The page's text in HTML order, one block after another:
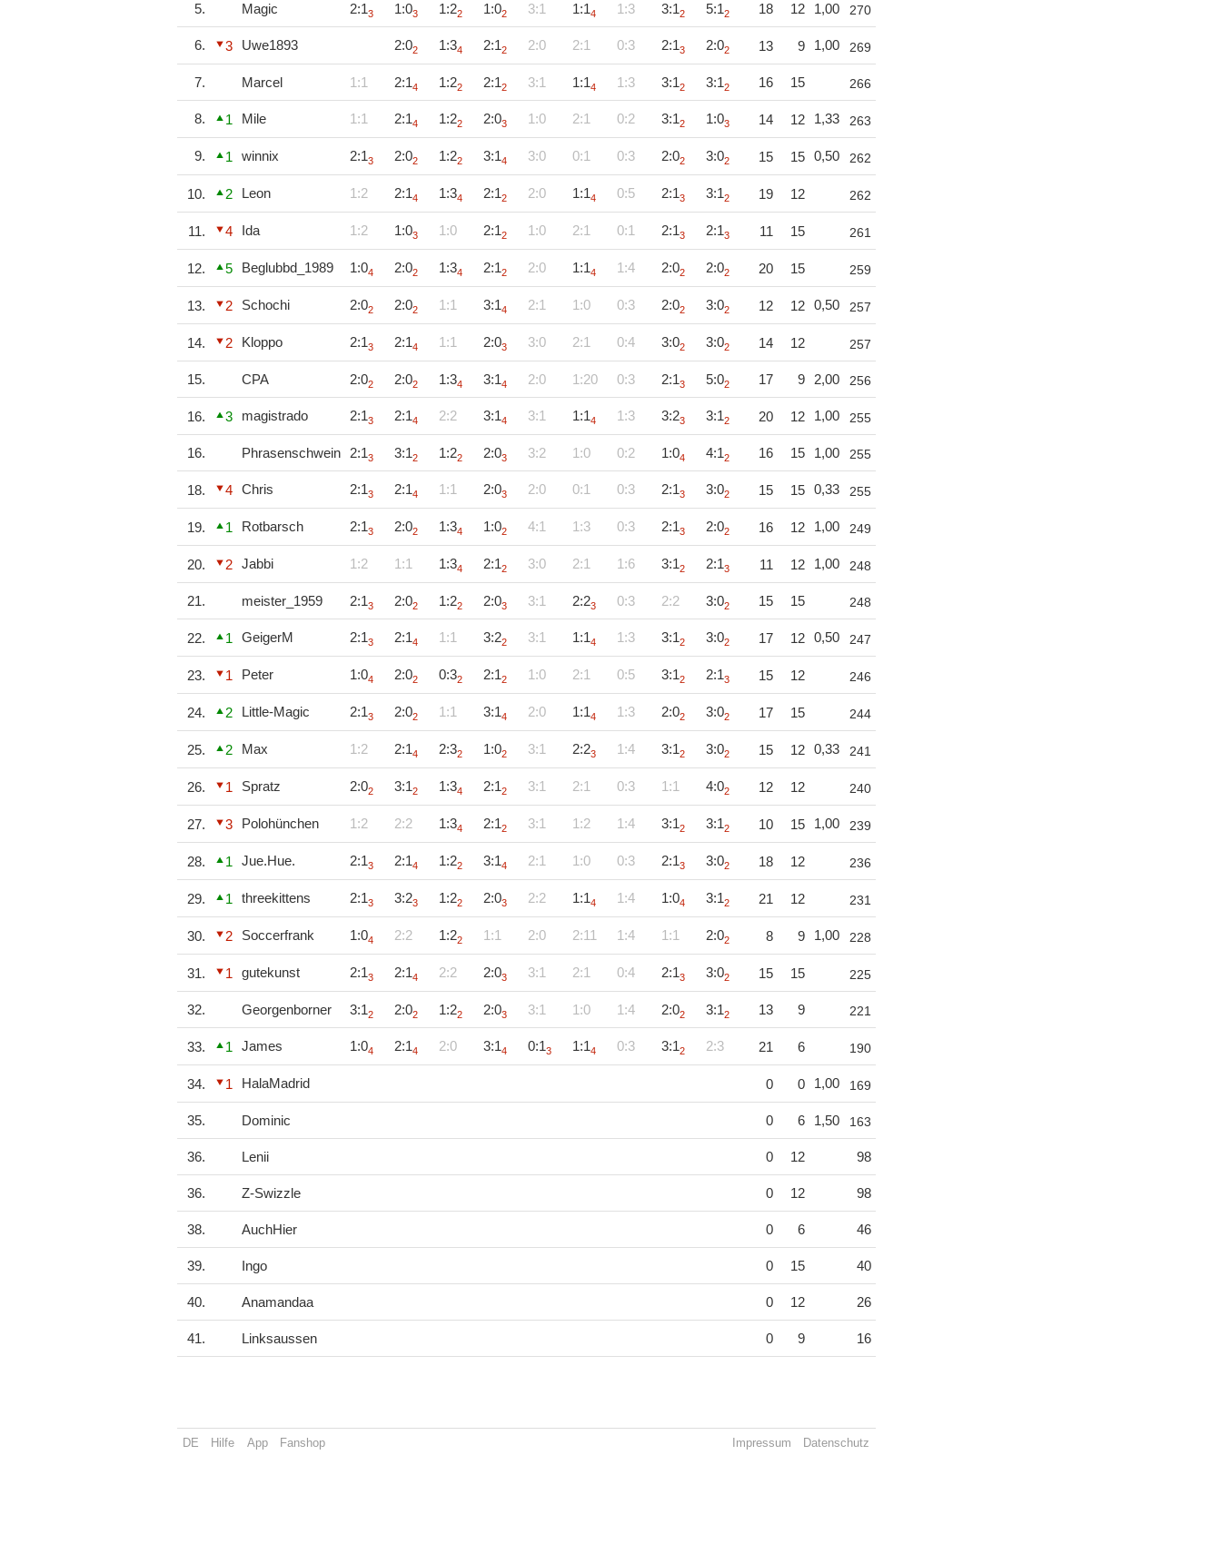
5. Magic 2:13 1:03 1:22 1:02 3:1 1:14 1:3 3:12 5:12 18 12 1,00 270
6. 3 Uwe1893 2:02 1:34 2:12 2:0 2:1 0:3 2:13 2:02 13 9 1,00 269
7. Marcel 1:1 2:14 1:22 2:12 3:1 1:14 1:3 3:12 3:12 16 15 266
8. 1 Mile 1:1 2:14 1:22 2:03 1:0 2:1 0:2 3:12 1:03 14 12 1,33 263
9. 1 winnix 2:13 2:02 1:22 3:14 3:0 0:1 0:3 2:02 3:02 15 15 0,50 262
10. 2 Leon 1:2 2:14 1:34 2:12 2:0 1:14 0:5 2:13 3:12 19 12 262
11. 4 Ida 1:2 1:03 1:0 2:12 1:0 2:1 0:1 2:13 2:13 11 15 261
12. 5 Beglubbd_1989 1:04 2:02 1:34 2:12 2:0 1:14 1:4 2:02 2:02 20 15 259
13. 2 Schochi 2:02 2:02 1:1 3:14 2:1 1:0 0:3 2:02 3:02 12 12 0,50 257
14. 2 Kloppo 2:13 2:14 1:1 2:03 3:0 2:1 0:4 3:02 3:02 14 12 257
15. CPA 2:02 2:02 1:34 3:14 2:0 1:20 0:3 2:13 5:02 17 9 2,00 256
16. 3 magistrado 2:13 2:14 2:2 3:14 3:1 1:14 1:3 3:23 3:12 20 12 1,00 255
16. Phrasenschwein 2:13 3:12 1:22 2:03 3:2 1:0 0:2 1:04 4:12 16 15 1,00 255
18. 4 Chris 2:13 2:14 1:1 2:03 2:0 0:1 0:3 2:13 3:02 15 15 0,33 255
19. 1 Rotbarsch 2:13 2:02 1:34 1:02 4:1 1:3 0:3 2:13 2:02 16 12 1,00 249
20. 2 Jabbi 1:2 1:1 1:34 2:12 3:0 2:1 1:6 3:12 2:13 11 12 1,00 248
21. meister_1959 2:13 2:02 1:22 2:03 3:1 2:23 0:3 2:2 3:02 15 15 248
22. 1 GeigerM 2:13 2:14 1:1 3:22 3:1 1:14 1:3 3:12 3:02 17 12 0,50 247
23. 1 Peter 1:04 2:02 0:32 2:12 1:0 2:1 0:5 3:12 2:13 15 12 246
24. 2 Little-Magic 2:13 2:02 1:1 3:14 2:0 1:14 1:3 2:02 3:02 17 15 244
25. 2 Max 1:2 2:14 2:32 1:02 3:1 2:23 1:4 3:12 3:02 15 12 0,33 241
26. 1 Spratz 2:02 3:12 1:34 2:12 3:1 2:1 0:3 1:1 4:02 12 12 240
27. 3 Polohünchen 1:2 2:2 1:34 2:12 3:1 1:2 1:4 3:12 3:12 10 15 1,00 239
28. 1 Jue.Hue. 2:13 2:14 1:22 3:14 2:1 1:0 0:3 2:13 3:02 18 12 236
29. 1 threekittens 2:13 3:23 1:22 2:03 2:2 1:14 1:4 1:04 3:12 21 12 231
30. 2 Soccerfrank 1:04 2:2 1:22 1:1 2:0 2:11 1:4 1:1 2:02 8 9 1,00 228
31. 1 gutekunst 2:13 2:14 2:2 2:03 3:1 2:1 0:4 2:13 3:02 15 15 225
32. Georgenborner 3:12 2:02 1:22 2:03 3:1 1:0 1:4 2:02 3:12 13 9 221
33. 1 James 1:04 2:14 2:0 3:14 0:13 1:14 0:3 3:12 2:3 21 6 190
34. 1 HalaMadrid 0 0 1,00 169
35. Dominic 0 6 1,50 163
36. Lenii 0 12 98
36. Z-Swizzle 0 12 98
38. AuchHier 0 6 46
39. Ingo 0 15 40
40. Anamandaa 0 12 26
41. Linksaussen 0 9 16
DE Hilfe App Fanshop Impressum Datenschutz